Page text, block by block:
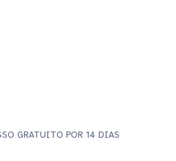
GRATUITO POR 14 DIAS